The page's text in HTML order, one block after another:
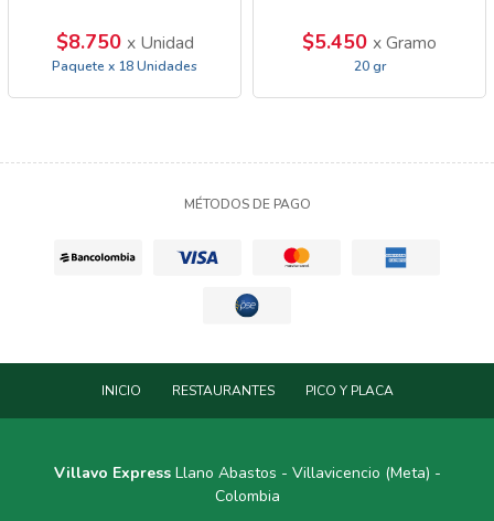
$8.750 x Unidad
Paquete x 18 Unidades
$5.450 x Gramo
20 gr
MÉTODOS DE PAGO
INICIO RESTAURANTES PICO Y PLACA
Villavo ExpressLlano Abastos - Villavicencio (Meta) -
Colombia